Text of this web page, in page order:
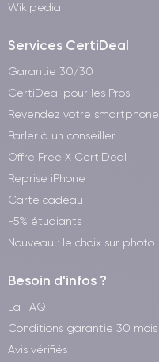
Wikipedia
Services CertiDeal
Garantie 30/30
CertiDeal pour les Pros
Revendez votre smartphone
Parler à un conseiller
Offre Free X CertiDeal
Reprise iPhone
Carte cadeau
-5% étudiants
Nouveau : le choix sur photo
Besoin d'infos ?
La FAQ
Conditions garantie 30 mois
Avis vérifiés